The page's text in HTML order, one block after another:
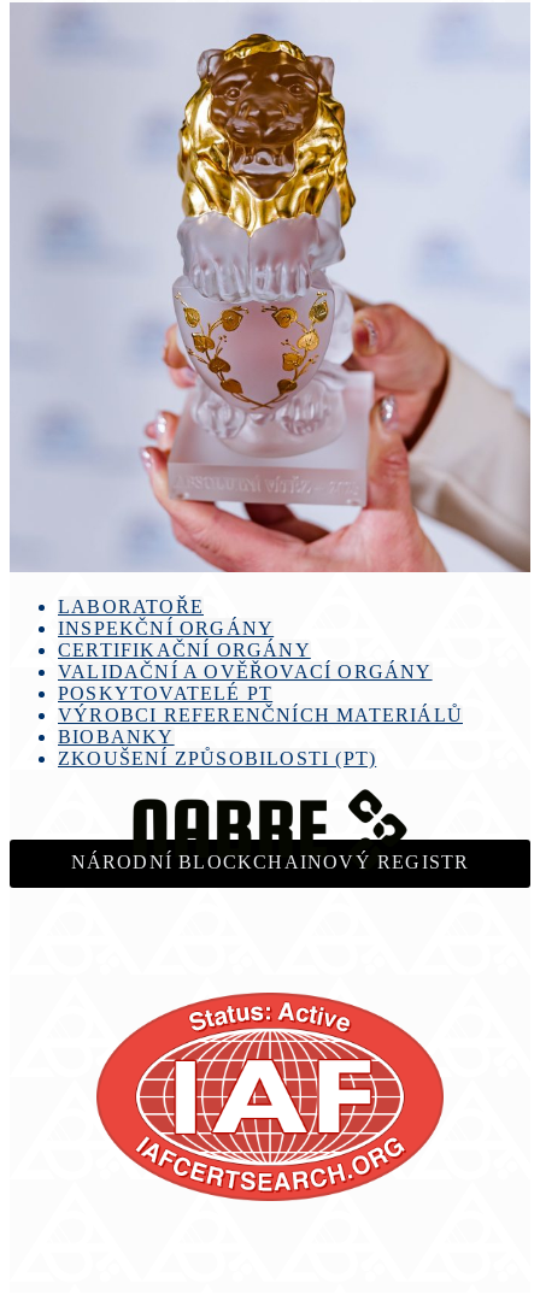
LABORATOŘE
INSPEKČNÍ ORGÁNY
CERTIFIKAČNÍ ORGÁNY
VALIDAČNÍ A OVĚŘOVACÍ ORGÁNY
POSKYTOVATELÉ PT
VÝROBCI REFERENČNÍCH MATERIÁLŮ
BIOBANKY
ZKOUŠENÍ ZPŮSOBILOSTI (PT)
NÁRODNÍ BLOCKCHAINOVÝ REGISTR